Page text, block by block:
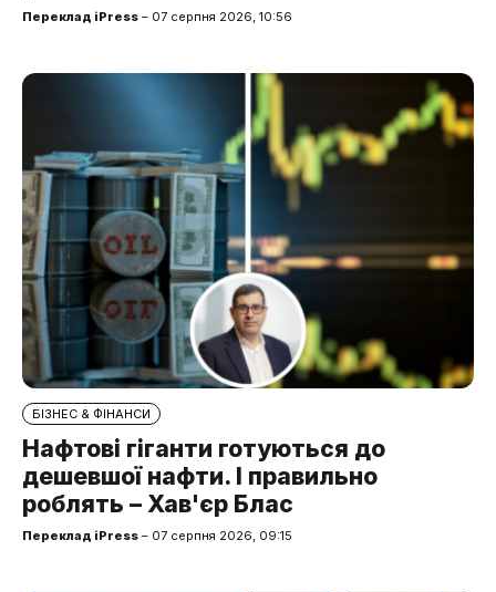
Переклад iPress – 07 серпня 2026, 10:56
БІЗНЕС & ФІНАНСИ
Нафтові гіганти готуються до
дешевшої нафти. І правильно
роблять – Хав'єр Блас
Переклад iPress – 07 серпня 2026, 09:15